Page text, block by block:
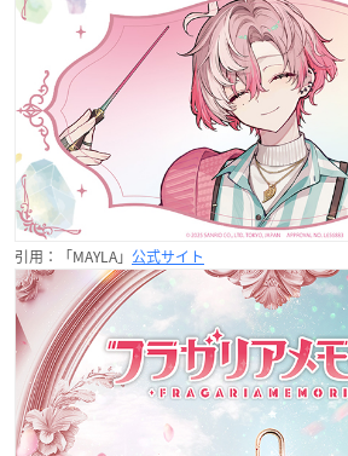
引用：「MAYLA」 公式サイト